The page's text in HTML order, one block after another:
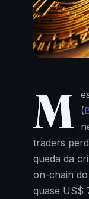
M (
traders
queda da
on-chain
quase US$